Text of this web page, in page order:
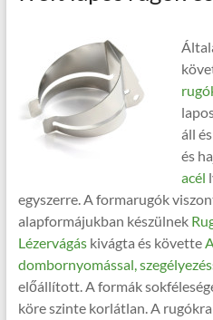
áll és
és
acél
egyszerre. A formarugók
alapformájukban készülnek
Lézervágáskivágta és követte
dombornyomással,
előállított. A formák
köre szinte korlátlan. A